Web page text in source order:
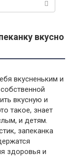
вкусно
вкусненьким и
вкусную и
такое, знает
и детям.
запеканка
здоровья и